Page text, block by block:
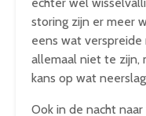
storing zijn er meer
eens wat
allemaal niet te zijn,
kans op wat
Ook in de nacht